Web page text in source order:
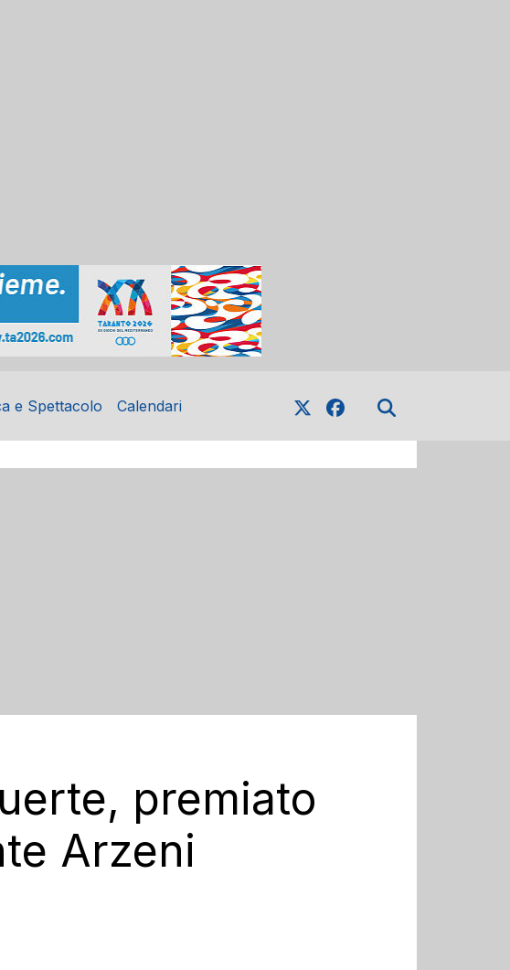
e Spettacolo Calendari
premiato
Arzeni